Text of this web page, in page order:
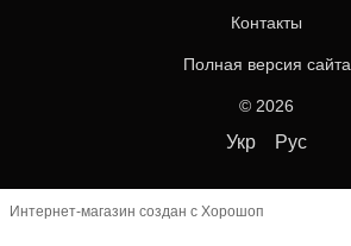
Контакты
Полная версия сайта
© 2026
Укр Рус
Интернет-магазин создан с Хорошоп